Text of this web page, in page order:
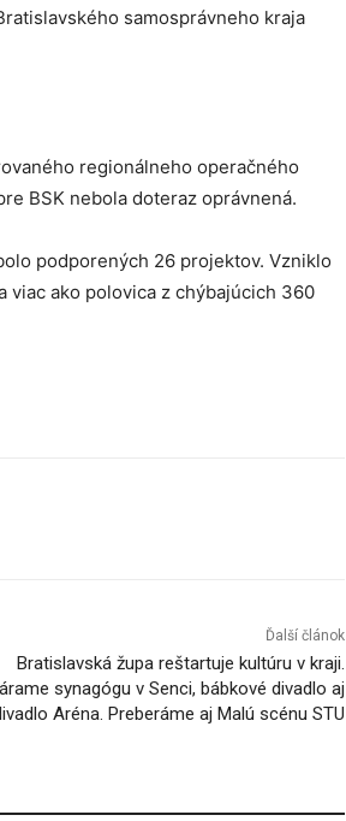
samosprávneho kraja
regionálneho operačného
BSK nebola doteraz oprávnená.
podporených 26 projektov. Vzniklo
viac ako polovica z chýbajúcich 360
Ďalší článok
Bratislavská župa reštartuje kultúru v kraji.
synagógu v Senci, bábkové divadlo aj
Aréna. Preberáme aj Malú scénu STU